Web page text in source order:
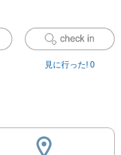
見に行った! 0